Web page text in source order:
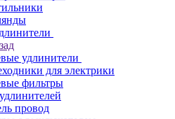
удлинители
для электрики
фильтры
провод